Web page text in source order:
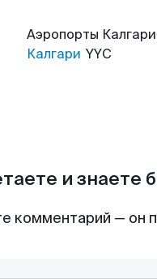
Аэропорты Калгари
Калгари YYC
и знаете
комментарий — он